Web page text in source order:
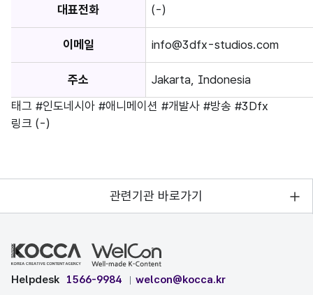
대표전화 (-)
이메일 info@3dfx-studios.com
주소
Jakarta, Indonesia
태그 #인도네시아 #애니메이션 #개발사 #방송 #3Dfx
링크 (-)
관련기관 바로가기
Helpdesk 1566-9984
welcon@kocca.kr